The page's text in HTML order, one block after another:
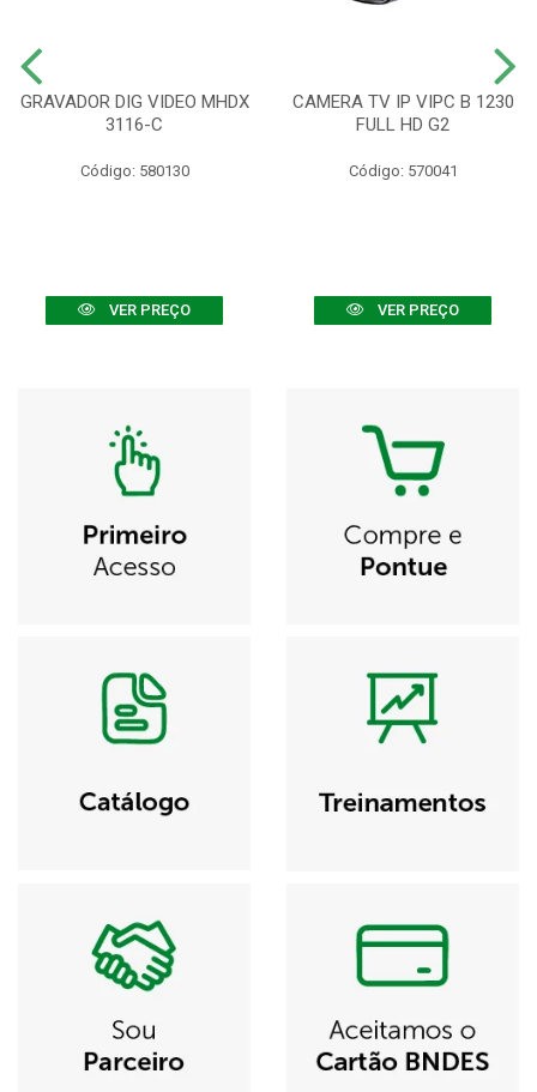
GRAVADOR DIG VIDEO MHDX
3116-C
Código: 580130
VER PREÇO
CAMERA TV IP VIPC B 1230
FULL HD G2
Código: 570041
VER PREÇO